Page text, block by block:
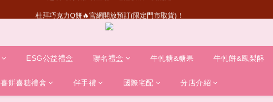
首次加入會員💰送50元購物金
超級瑪利歐聯名登場！送禮收藏一次滿足
ESG公益禮盒 聯名禮盒 牛軋糖&糖果 牛軋餅&鳳梨酥
喜餅喜糖禮盒 伴手禮 國際宅配 分店介紹